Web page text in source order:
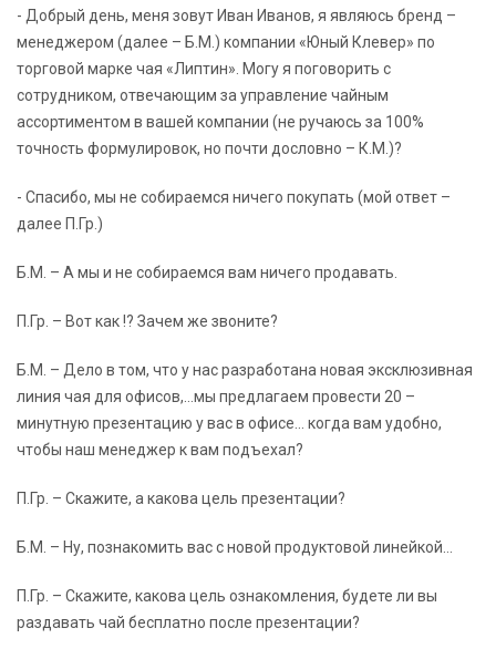
- Добрый день, меня зовут Иван Иванов, я являюсь бренд –
менеджером (далее – Б.М.) компании «Юный Клевер» по
торговой марке чая «Липтин». Могу я поговорить с
сотрудником, отвечающим за управление чайным
ассортиментом в вашей компании (не ручаюсь за 100%
точность формулировок, но почти дословно – К.М.)?
- Спасибо, мы не собираемся ничего покупать (мой ответ –
далее П.Гр.)
Б.М. – А мы и не собираемся вам ничего продавать.
П.Гр. – Вот как !? Зачем же звоните?
Б.М. – Дело в том, что у нас разработана новая эксклюзивная
линия чая для офисов,…мы предлагаем провести 20 –
минутную презентацию у вас в офисе… когда вам удобно,
чтобы наш менеджер к вам подъехал?
П.Гр. – Скажите, а какова цель презентации?
Б.М. – Ну, познакомить вас с новой продуктовой линейкой…
П.Гр. – Скажите, какова цель ознакомления, будете ли вы
раздавать чай бесплатно после презентации?